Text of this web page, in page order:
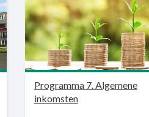
Programma 7. Algemene
inkomsten